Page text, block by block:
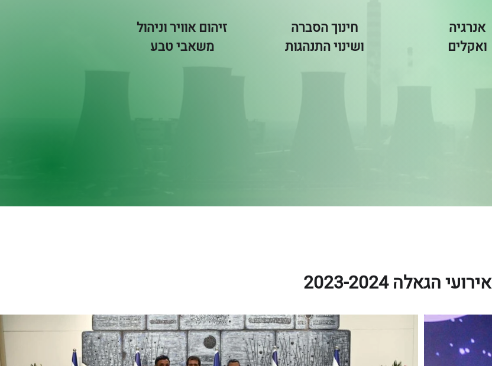
אנרגיה
ואקלים
חינוך הסברה
ושינוי התנהגות
זיהום אוויר וניהול
משאבי טבע
אירועי הגאלה 2023-2024